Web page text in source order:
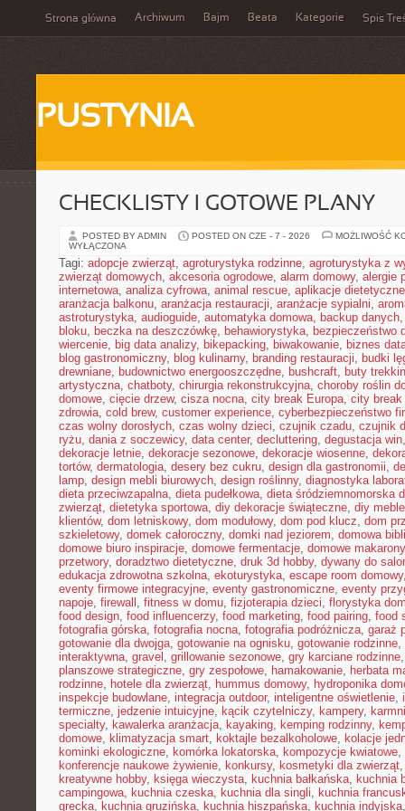
Strona główna Archiwum Bajm Beata Kategorie Spis
PUSTYNIA
CHECKLISTY I GOTOWE PLANY
POSTED BY ADMIN POSTED ON CZE - 7 - 2026
MOŻLIWOŚĆ
WYŁĄCZONA
Tagi: adopcje zwierząt, agroturystyka rodzinne, agroturystyka z
zwierząt domowych, akcesoria ogrodowe, alarm domowy, alergie
internetowa, analiza cyfrowa, animal rescue, aplikacje dietetyczne
aranżacja balkonu, aranżacja restauracji, aranżacje sypialni,
astroturystyka, audioguide, automatyka domowa, backup danych
bloku, beczka na deszczówkę, behawiorystyka, bezpieczeństwo
wiercenie, big data analizy, bikepacking, biwakowanie, biznes
blog gastronomiczny, blog kulinarny, branding restauracji, budki
drewniane, budownictwo energooszczędne, bushcraft, buty
artystyczna, chatboty, chirurgia rekonstrukcyjna, choroby roślin
domowe, cięcie drzew, cisza nocna, city break Europa, city
zdrowia, cold brew, customer experience, cyberbezpieczeństwo
czas wolny dorosłych, czas wolny dzieci, czujnik czadu, czujnik
ryżu, dania z soczewicy, data center, decluttering, degustacja win
dekoracje letnie, dekoracje sezonowe, dekoracje wiosenne,
tortów, dermatologia, desery bez cukru, design dla gastronomii,
lamp, design mebli biurowych, design roślinny, diagnostyka
dieta przeciwzapalna, dieta pudełkowa, dieta śródziemnomorska
zwierząt, dietetyka sportowa, diy dekoracje świąteczne, diy
klientów, dom letniskowy, dom modułowy, dom pod klucz, dom
szkieletowy, domek całoroczny, domki nad jeziorem, domowa
domowe biuro inspiracje, domowe fermentacje, domowe makarony
przetwory, doradztwo dietetyczne, druk 3d hobby, dywany do
edukacja zdrowotna szkolna, ekoturystyka, escape room domowy
eventy firmowe integracyjne, eventy gastronomiczne, eventy
napoje, firewall , fitness w domu, fizjoterapia dzieci, florystyka
food design, food influencerzy, food marketing, food pairing, food
fotografia górska, fotografia nocna, fotografia podróżnicza, garaż
gotowanie dla dwojga, gotowanie na ognisku, gotowanie rodzinne,
interaktywna, gravel , grillowanie sezonowe, gry karciane rodzinne
planszowe strategiczne, gry zespołowe, hamakowanie, herbata
rodzinne, hotele dla zwierząt, hummus domowy, hydroponika
inspekcje budowlane, integracja outdoor, inteligentne oświetlenie,
termiczne, jedzenie intuicyjne, kącik czytelniczy, kampery,
specialty, kawalerka aranżacja, kayaking, kemping rodzinny,
domowe, klimatyzacja smart, koktajle bezalkoholowe, kolacje
kominki ekologiczne, komórka lokatorska, kompozycje kwiatowe,
konferencje naukowe żywienie, konkursy, kosmetyki dla zwierząt
kreatywne hobby, księga wieczysta, kuchnia bałkańska, kuchnia
campingowa, kuchnia czeska, kuchnia dla singli, kuchnia
grecka, kuchnia gruzińska, kuchnia hiszpańska, kuchnia indyjska